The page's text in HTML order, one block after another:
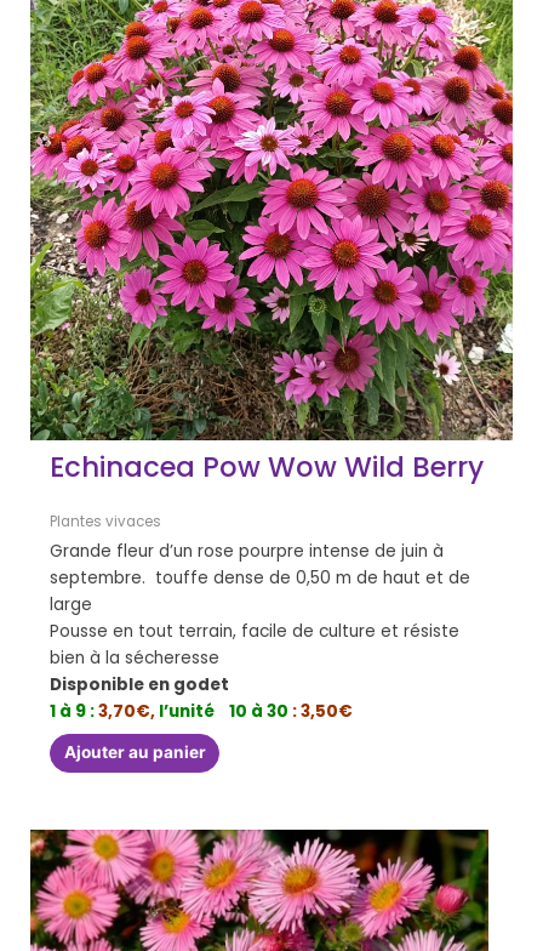
Echinacea Pow Wow Wild Berry
Plantes vivaces
Grande fleur d’un rose pourpre intense de juin à
septembre. touffe dense de 0,50 m de haut et de
large
Pousse en tout terrain, facile de culture et résiste
bien à la sécheresse
Disponible en godet
1 à 9 :3,70€, l’unité 10 à 30 : 3,50€
Ajouter au panier